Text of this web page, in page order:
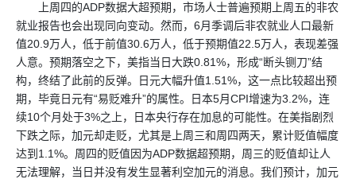
上周四的ADP数据大超预期，市场人士普遍预期上周五的非农
就业报告也会出现同向变动。然而，6月季调后非农就业人口最新
值20.9万人，低于前值30.6万人，低于预期值22.5万人，表现差强
人意。预期落空之下，美指当日大跌0.81%，形成“断头铡刀”结
构，终结了此前的反弹。日元大幅升值1.51%，这一点比较超出预
期，毕竟日元有“易贬难升”的属性。日本5月CPI增速为3.2%，连
续10个月处于3%之上，日本央行存在加息的可能性。在美指剧烈
下跌之际，加元却走贬，尤其是上周三和周四两天，累计贬值幅度
达到1.1%。周四的贬值因为ADP数据超预期，周三的贬值却让人
无法理解，当日并没有发生显著利空加元的消息。我们预计，加元